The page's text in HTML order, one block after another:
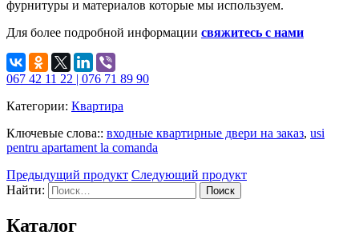
фурнитуры и материалов которые мы используем.
Для более подробной информации свяжитесь с нами
067 42 11 22 | 076 71 89 90
Категории: Квартира
Ключевые слова:: входные квартирные двери на заказ, usi
pentru apartament la comanda
Предыдущий продукт Следующий продукт
Найти:
Каталог